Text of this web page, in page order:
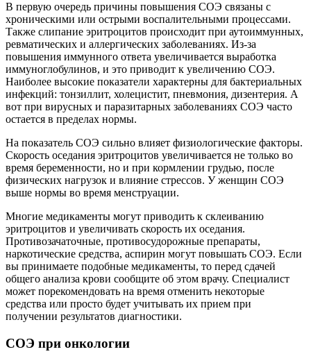
В первую очередь причины повышения СОЭ связаны с
хроническими или острыми воспалительными процессами.
Также слипание эритроцитов происходит при аутоиммунных,
ревматических и аллергических заболеваниях. Из-за
повышения иммунного ответа увеличивается выработка
иммуноглобулинов, и это приводит к увеличению СОЭ.
Наиболее высокие показатели характерны для бактериальных
инфекций: тонзиллит, холецистит, пневмония, дизентерия. А
вот при вирусных и паразитарных заболеваниях СОЭ часто
остается в пределах нормы.
На показатель СОЭ сильно влияет физиологические факторы.
Скорость оседания эритроцитов увеличивается не только во
время беременности, но и при кормлении грудью, после
физических нагрузок и влияние стрессов. У женщин СОЭ
выше нормы во время менструации.
Многие медикаменты могут приводить к склеиванию
эритроцитов и увеличивать скорость их оседания.
Противозачаточные, противосудорожные препараты,
наркотические средства, аспирин могут повышать СОЭ. Если
вы принимаете подобные медикаменты, то перед сдачей
общего анализа крови сообщите об этом врачу. Специалист
может порекомендовать на время отменить некоторые
средства или просто будет учитывать их прием при
получении результатов диагностики.
СОЭ при онкологии